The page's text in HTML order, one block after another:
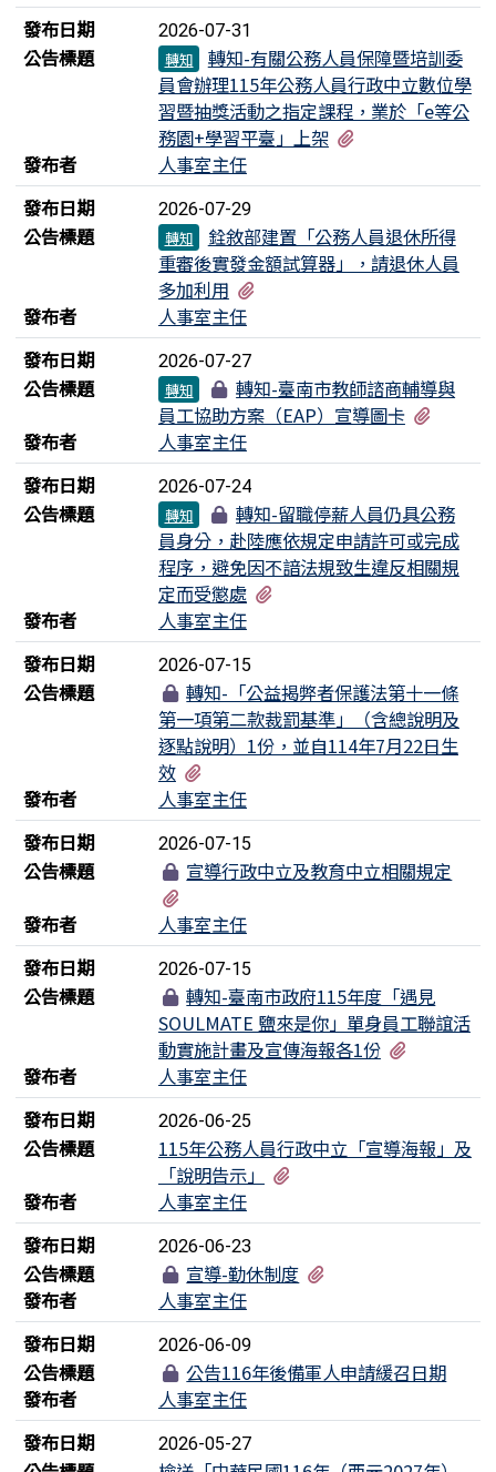
發布日期
2026-07-31
公告標題 轉知
轉知-有關公務人員保障暨培訓委
員會辦理115年公務人員行政中立數位學
習暨抽獎活動之指定課程，業於「e等公
務園+學習平臺」上架
發布者
人事室主任
發布日期
2026-07-29
公告標題 轉知
銓敘部建置「公務人員退休所得
重審後實發金額試算器」，請退休人員
多加利用
發布者
人事室主任
發布日期
2026-07-27
公告標題 轉知
轉知-臺南市教師諮商輔導與
員工協助方案（EAP）宣導圖卡
發布者
人事室主任
發布日期
2026-07-24
公告標題 轉知
轉知-留職停薪人員仍具公務
員身分，赴陸應依規定申請許可或完成
程序，避免因不諳法規致生違反相關規
定而受懲處
發布者
人事室主任
發布日期
2026-07-15
公告標題
轉知-「公益揭弊者保護法第十一條
第一項第二款裁罰基準」（含總說明及
逐點說明）1份，並自114年7月22日生
效
發布者
人事室主任
發布日期
2026-07-15
公告標題
宣導行政中立及教育中立相關規定
發布者
人事室主任
發布日期
2026-07-15
公告標題
轉知-臺南市政府115年度「遇見
SOULMATE 鹽來是你」單身員工聯誼活
動實施計畫及宣傳海報各1份
發布者
人事室主任
發布日期
2026-06-25
公告標題
115年公務人員行政中立「宣導海報」及
「說明告示」
發布者
人事室主任
發布日期
2026-06-23
公告標題 宣導-勤休制度
發布者
人事室主任
發布日期
2026-06-09
公告標題
公告116年後備軍人申請緩召日期
發布者
人事室主任
發布日期
2026-05-27